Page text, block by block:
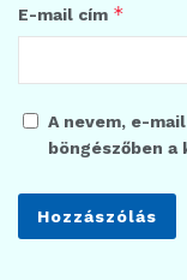
E-mail cím *
A nevem, e-
böngészőben a